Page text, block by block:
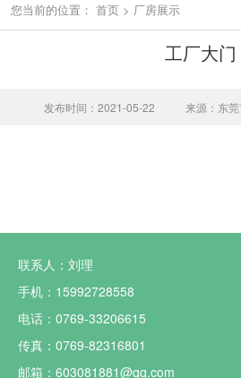
您当前的位置： 首页 > 厂房展示
工厂大门
发布时间：2021-05-22 来源：东
联系人：刘理
手机：15992728558
电话：0769-33206615
传真：0769-82316801
邮箱：603081881@qq.com